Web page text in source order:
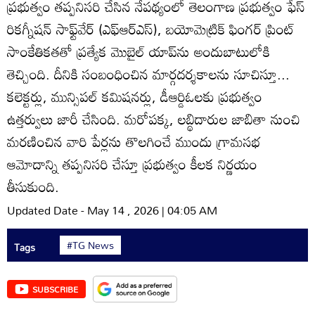
ప్రభుత్వం తప్పనిసరి చేసిన నేపథ్యంలో తెలంగాణ ప్రభుత్వం ఫేస్‌
రికగ్నీషన్‌ సాఫ్ట్‌వేర్‌ (ఎఫ్‌ఆర్‌ఎస్‌), బయోమెట్రిక్‌ ఫింగర్‌ ప్రింట్‌
సాంకేతికతతో ప్రత్యేక మొబైల్‌ యాప్‌ను అందుబాటులోకి
తెచ్చింది. దీనికి సంబంధించిన మార్గదర్శకాలను సూచిస్తూ...
కలెక్టర్లు, మున్సిపల్‌ కమిషనర్లు, డీఆర్డిఓలకు ప్రభుత్వం
ఉత్తర్వులు జారీ చేసింది. మరోపక్క, లబ్థిదారుల జాబితా నుంచి
మరణించిన వారి పేర్లను తొలగించే ముందు గ్రామసభ
ఆమోదాన్ని తప్పనిసరి చేస్తూ ప్రభుత్వం కీలక నిర్ణయం
తీసుకుంది.
Updated Date - May 14 , 2026 | 04:05 AM
Tags #TG News
SUBSCRIBE